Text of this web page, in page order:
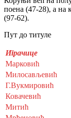
поена (47-28), а на
(97-62).
Пут до титуле
Играчице
Марковић
Милосављевић
Г.Вукмировић
Ковачевић
Митић